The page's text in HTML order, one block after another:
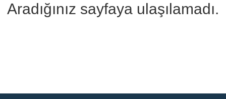
Aradığınız sayfaya ulaşılamadı.